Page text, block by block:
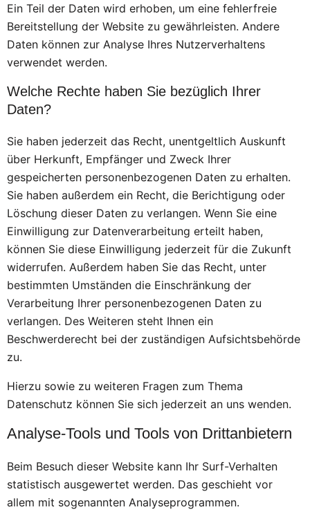
Ein Teil der Daten wird erhoben, um eine fehlerfreie
Bereitstellung der Website zu gewährleisten. Andere
Daten können zur Analyse Ihres Nutzerverhaltens
verwendet werden.
Welche Rechte haben Sie bezüglich Ihrer
Daten?
Sie haben jederzeit das Recht, unentgeltlich Auskunft
über Herkunft, Empfänger und Zweck Ihrer
gespeicherten personenbezogenen Daten zu erhalten.
Sie haben außerdem ein Recht, die Berichtigung oder
Löschung dieser Daten zu verlangen. Wenn Sie eine
Einwilligung zur Datenverarbeitung erteilt haben,
können Sie diese Einwilligung jederzeit für die Zukunft
widerrufen. Außerdem haben Sie das Recht, unter
bestimmten Umständen die Einschränkung der
Verarbeitung Ihrer personenbezogenen Daten zu
verlangen. Des Weiteren steht Ihnen ein
Beschwerderecht bei der zuständigen Aufsichtsbehörde
zu.
Hierzu sowie zu weiteren Fragen zum Thema
Datenschutz können Sie sich jederzeit an uns wenden.
Analyse-Tools und Tools von Dritt­anbietern
Beim Besuch dieser Website kann Ihr Surf-Verhalten
statistisch ausgewertet werden. Das geschieht vor
allem mit sogenannten Analyseprogrammen.